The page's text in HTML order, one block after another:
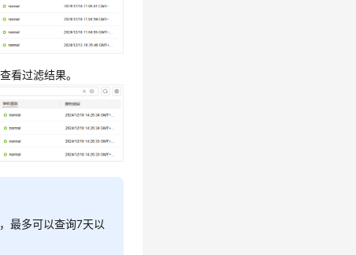
看过滤结果。
最多可以查询7天以